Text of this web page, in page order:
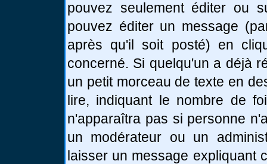
pouvez seulement éditer ou
pouvez éditer un message
après qu'il soit posté) en
concerné. Si quelqu'un a déjà
un petit morceau de texte en
lire, indiquant le nombre de
n'apparaîtra pas si personne
un modérateur ou un
laisser un message expliquant